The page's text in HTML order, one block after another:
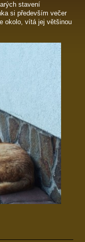
stavení
si především večer
okolo, vítá jej většinou